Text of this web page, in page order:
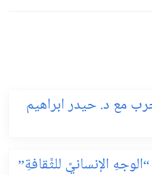
مع د. حيدر ابراهيم
الإنسانيِّ للثَّقافةِ”